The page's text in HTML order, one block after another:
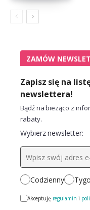
ZAMÓW
Zapisz się na
newslettera!
Bądź na bieżąco z
rabaty.
Wybierz newsletter:
Codzienny
Akceptuję regulamin i